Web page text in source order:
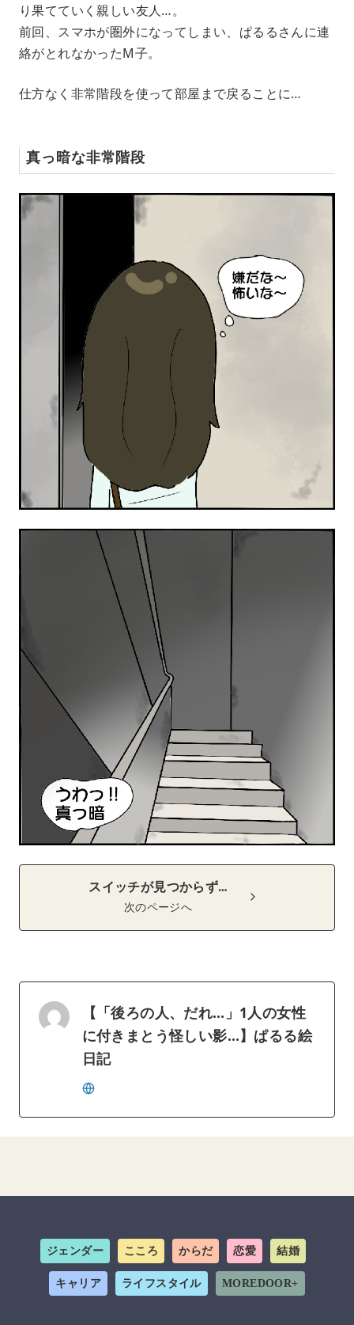
り果てていく親しい友人…。
前回、スマホが圏外になってしまい、ぱるるさんに連
絡がとれなかったM子。
仕方なく非常階段を使って部屋まで戻ることに…
真っ暗な非常階段
スイッチが見つからず…
次のページへ
【「後ろの人、だれ…」1人の女性
に付きまとう怪しい影…】ぱるる絵
日記
ジェンダー こころ からだ 恋愛 結婚
キャリア ライフスタイル MOREDOOR+